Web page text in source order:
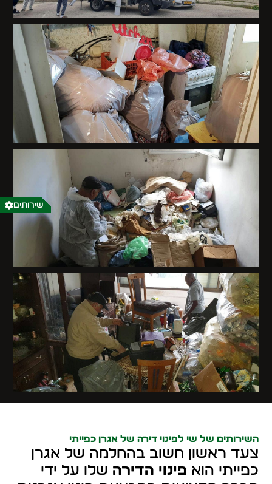
השירותים של שי לפינוי דירה של אגרן כפייתי
צעד ראשון חשוב בהחלמה של אגרן
כפייתי הוא פינוי הדירה שלו על ידי
שירותים